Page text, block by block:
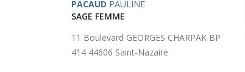
PACAUD PAULINE
SAGE FEMME
11 Boulevard GEORGES CHARPAK BP
414 44606 Saint-Nazaire